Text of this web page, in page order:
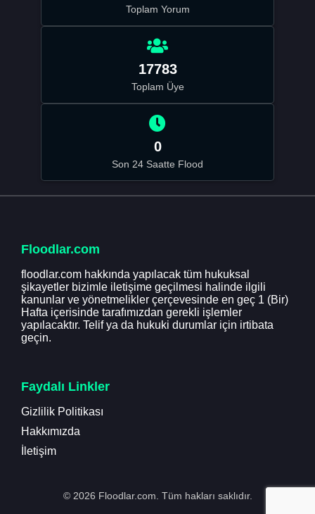
Toplam Yorum
17783
Toplam Üye
0
Son 24 Saatte Flood
Floodlar.com
floodlar.com hakkında yapılacak tüm hukuksal
şikayetler bizimle iletişime geçilmesi halinde ilgili
kanunlar ve yönetmelikler çerçevesinde en geç 1 (Bir)
Hafta içerisinde tarafımızdan gerekli işlemler
yapılacaktır. Telif ya da hukuki durumlar için irtibata
geçin.
Faydalı Linkler
Gizlilik Politikası
Hakkımızda
İletişim
© 2026 Floodlar.com. Tüm hakları saklıdır.